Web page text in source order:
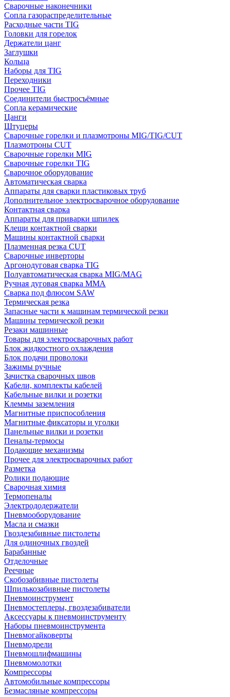
Сварочные наконечники
Сопла газораспределительные
Расходные части TIG
Головки для горелок
Держатели цанг
Заглушки
Кольца
Наборы для TIG
Переходники
Прочее TIG
Соединители быстросъёмные
Сопла керамические
Цанги
Штуцеры
Сварочные горелки и плазмотроны MIG/TIG/CUT
Плазмотроны CUT
Сварочные горелки MIG
Сварочные горелки TIG
Сварочное оборудование
Автоматическая сварка
Аппараты для сварки пластиковых труб
Дополнительное электросварочное оборудование
Контактная сварка
Аппараты для приварки шпилек
Клещи контактной сварки
Машины контактной сварки
Плазменная резка CUT
Сварочные инверторы
Аргонодуговая сварка TIG
Полуавтоматическая сварка MIG/MAG
Ручная дуговая сварка MMA
Сварка под флюсом SAW
Термическая резка
Запасные части к машинам термической резки
Машины термической резки
Резаки машинные
Товары для электросварочных работ
Блок жидкостного охлаждения
Блок подачи проволоки
Зажимы ручные
Зачистка сварочных швов
Кабели, комплекты кабелей
Кабельные вилки и розетки
Клеммы заземления
Магнитные приспособления
Магнитные фиксаторы и уголки
Панельные вилки и розетки
Пеналы-термосы
Подающие механизмы
Прочее для электросварочных работ
Разметка
Ролики подающие
Сварочная химия
Термопеналы
Электрододержатели
Пневмооборудование
Масла и смазки
Гвоздезабивные пистолеты
Для одиночных гвоздей
Барабанные
Отделочные
Реечные
Скобозабивные пистолеты
Шпилькозабивные пистолеты
Пневмоинструмент
Пневмостеплеры, гвоздезабиватели
Аксессуары к пневмоинструменту
Наборы пневмоинструмента
Пневмогайковерты
Пневмодрели
Пневмошлифмашины
Пневмомолотки
Компрессоры
Автомобильные компрессоры
Безмасляные компрессоры